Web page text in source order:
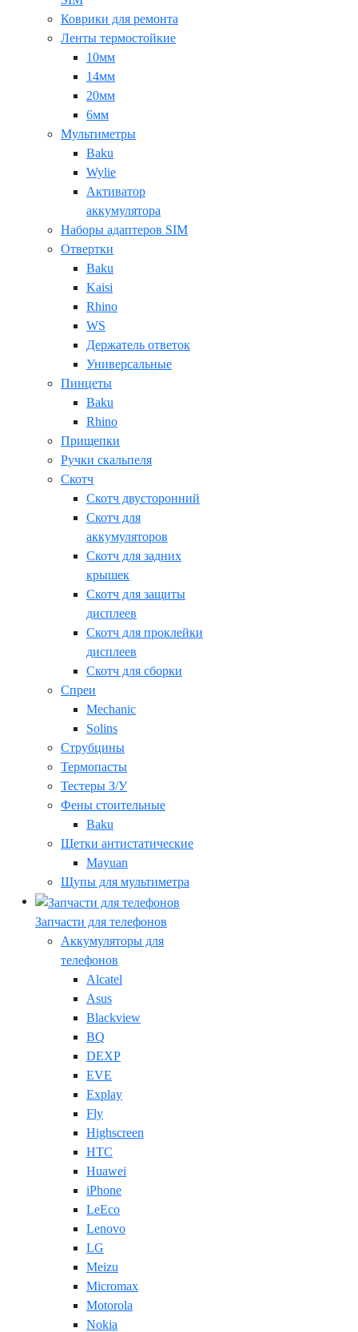
Коврики для ремонта
Ленты термостойкие
10мм
14мм
20мм
6мм
Мультиметры
Baku
Wylie
Активатор
аккумулятора
Наборы адаптеров SIM
Отвертки
Baku
Kaisi
Rhino
WS
Держатель ответок
Универсальные
Пинцеты
Baku
Rhino
Прищепки
Ручки скальпеля
Скотч
Скотч двусторонний
Скотч для
аккумуляторов
Скотч для задних
крышек
Скотч для защиты
дисплеев
Скотч для проклейки
дисплеев
Скотч для сборки
Спреи
Mechanic
Solins
Струбцины
Термопасты
Тестеры З/У
Фены стоительные
Baku
Щетки антистатические
Mayuan
Щупы для мультиметра
Запчасти для телефонов
Аккумуляторы для
телефонов
Alcatel
Asus
Blackview
BQ
DEXP
EVE
Explay
Fly
Highscreen
HTC
Huawei
iPhone
LeEco
Lenovo
LG
Meizu
Micromax
Motorola
Nokia